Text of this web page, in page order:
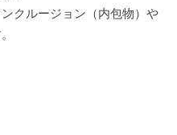
クルージョン（内包物）や